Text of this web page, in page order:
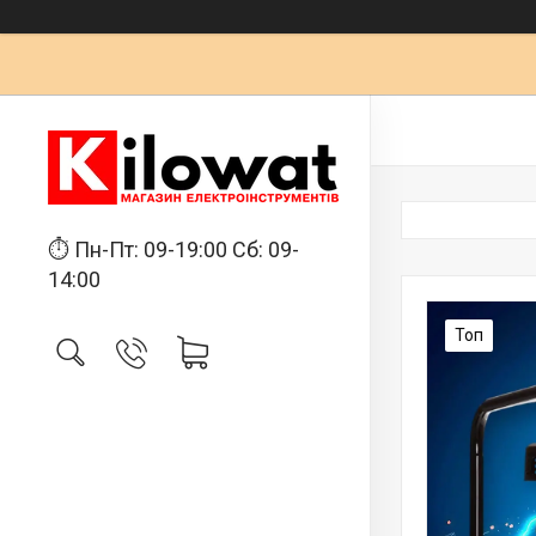
⏱ Пн-Пт: 09-19:00 Сб: 09-
14:00
Топ